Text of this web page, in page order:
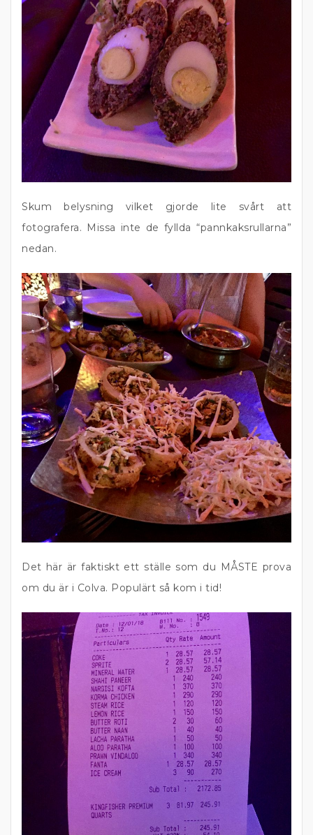
Skum belysning vilket gjorde lite svårt att
fotografera. Missa inte de fyllda “pannkaksrullarna”
nedan.
Det här är faktiskt ett ställe som du MÅSTE prova
om du är i Colva. Populärt så kom i tid!